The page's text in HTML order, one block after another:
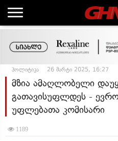
პოლიტიკა 26 მარტი 2025, 16:27
მზია ამაღლობელი
გათავისუფლდეს -
უფლებათა კომისარი
1189